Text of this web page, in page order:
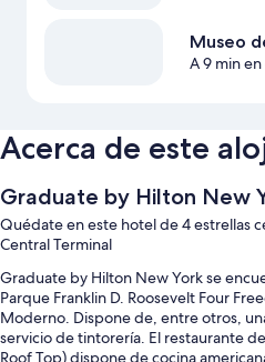
Museo
A 9 min
Acerca de este
Graduate by Hilton New
Quédate en este hotel de 4 estrellas
Central Terminal
Graduate by Hilton New York se
Parque Franklin D. Roosevelt Four
Moderno. Dispone de, entre otros,
servicio de tintorería. El restaurante
Roof Top) dispone de cocina